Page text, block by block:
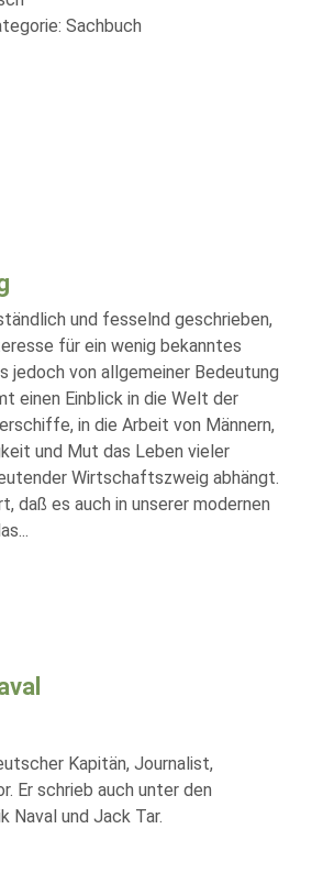
Sachbuch
und fesselnd geschrieben,
für ein wenig bekanntes
jedoch von allgemeiner Bedeutung
einen Einblick in die Welt der
in die Arbeit von Männern,
und Mut das Leben vieler
Wirtschaftszweig abhängt.
daß es auch in unserer modernen
...
Kapitän, Journalist,
Er schrieb auch unter den
Naval und Jack Tar.